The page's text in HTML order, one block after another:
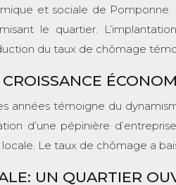
et sociale de
le quartier.
du taux de chômage
années témoigne du
d’une pépinière
Le taux de chômage a
UN QUARTIER